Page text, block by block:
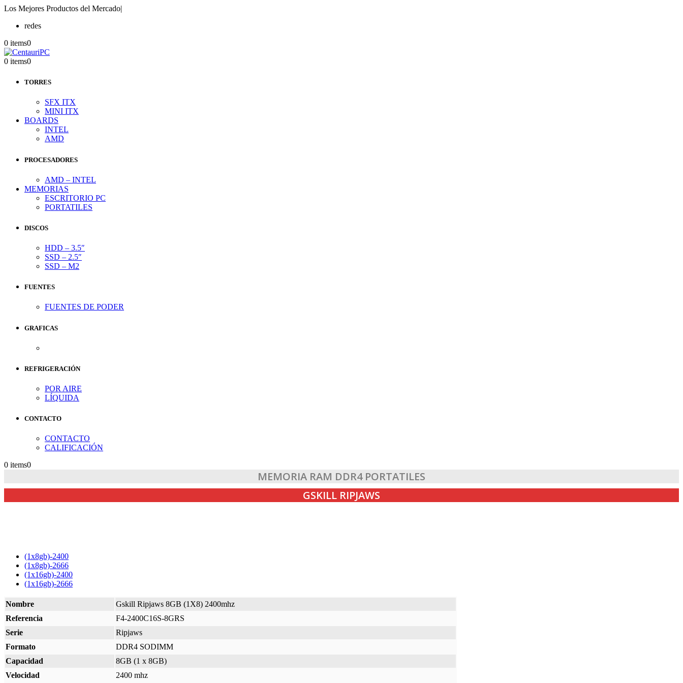
Los Mejores Productos del Mercado|
redes
0 items0
0 items0
TORRES
SFX ITX
MINI ITX
BOARDS
INTEL
AMD
PROCESADORES
AMD – INTEL
MEMORIAS
ESCRITORIO PC
PORTATILES
DISCOS
HDD – 3.5″
SSD – 2.5″
SSD – M2
FUENTES
FUENTES DE PODER
GRAFICAS
REFRIGERACIÓN
POR AIRE
LÍQUIDA
CONTACTO
CONTACTO
CALIFICACIÓN
0 items0
MEMORIA RAM DDR4 PORTATILES
GSKILL RIPJAWS
(1x8gb)-2400
(1x8gb)-2666
(1x16gb)-2400
(1x16gb)-2666
Nombre
Gskill Ripjaws 8GB (1X8) 2400mhz
Referencia
F4-2400C16S-8GRS
Serie
Ripjaws
Formato
DDR4 SODIMM
Capacidad
8GB (1 x 8GB)
Velocidad
2400 mhz